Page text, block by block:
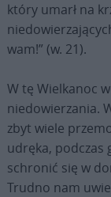
który umarł na
wam!” (w. 21).
W tę Wielkanoc
niedowierzania.
zbyt wiele
udręka, podczas
schronić się w
Trudno nam